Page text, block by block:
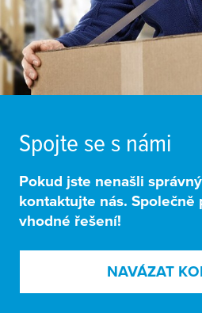
Spojte se s námi
Pokud jste nenašli
kontaktujte nás. Společně
vhodné řešení!
NAVÁZAT